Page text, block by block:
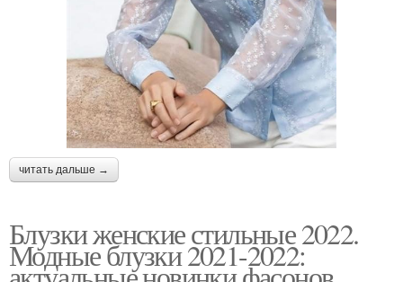
читать дальше →
Блузки женские стильные 2022.
Модные блузки 2021-2022: